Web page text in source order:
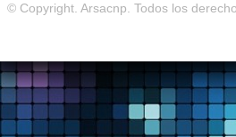
© Copyright. Arsacnp. Todos los